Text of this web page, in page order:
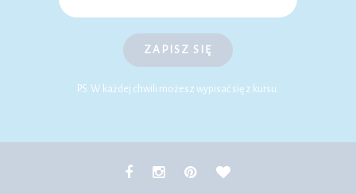
ZAPISZ SIĘ
P.S. W każdej chwili możesz wypisać się z kursu.